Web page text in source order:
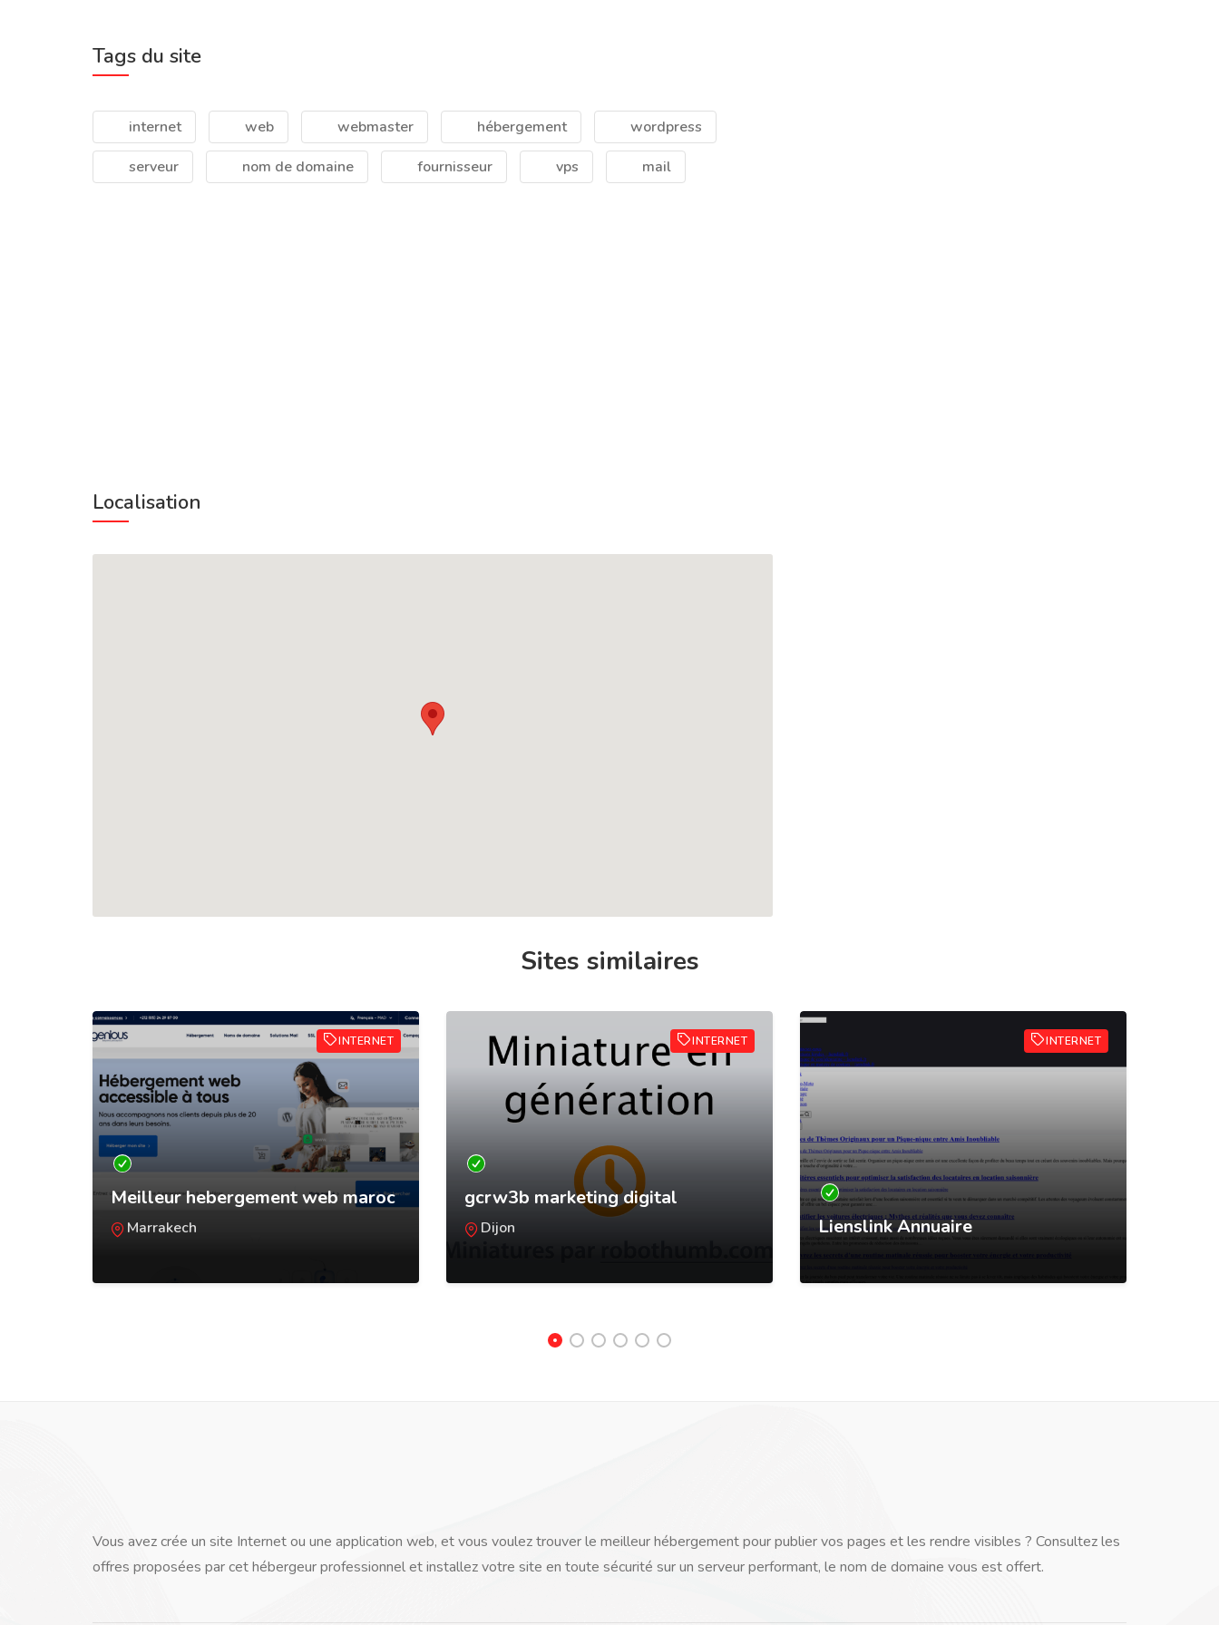
Tags du site
internet web webmaster hébergement
wordpress
serveur
nom de domaine fournisseur vps mail
Localisation
Sites similaires
INTERNET
Meilleur hebergement web maroc
Marrakech
INTERNET
gcrw3b marketing digital
Dijon
INTERNET
Lienslink Annuaire
Vous avez crée un site Internet ou une application web, et vous voulez trouver le meilleur hébergement pour publier vos pages et les rendre visibles ? Consultez les
offres proposées par cet hébergeur professionnel et installez votre site en toute sécurité sur un serveur performant, le nom de domaine vous est offert.